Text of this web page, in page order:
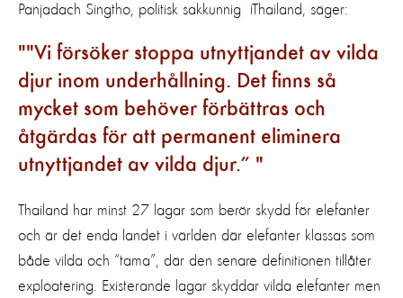
Panjadach Singtho politisk sakkunnig iThailand, säger:
"Vi försöker stoppa utnyttjandet av vilda
djur inom underhållning. Det finns så
mycket som behöver förbättras och
åtgärdas för att permanent eliminera
utnyttjandet av vilda djur.”
Thailand har minst 27 lagar som berör skydd för elefanter
och är det enda landet i världen där elefanter klassas som
både vilda och “tama” där den senare definitionen tillåter
exploatering.
Existerande lagar skyddar vilda elefanter men